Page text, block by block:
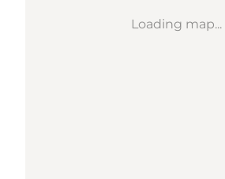
Loading map...